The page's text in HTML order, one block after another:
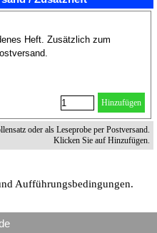
Heft. Zusätzlich zum
Hinzufügen
oder als Leseprobe per Postversand.
Klicken Sie auf Hinzufügen.
Aufführungsbedingungen.